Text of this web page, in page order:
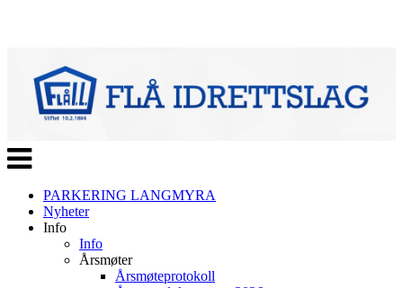
Veksle
navigasjon
PARKERING LANGMYRA
Nyheter
Info
Info
Årsmøter
Årsmøteprotokoll